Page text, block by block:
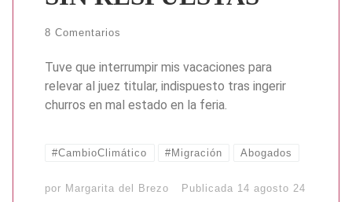
8 Comentarios
Tuve que interrumpir mis vacaciones para
relevar al juez titular, indispuesto tras ingerir
churros en mal estado en la feria.
#CambioClimático #Migración Abogados
por Margarita del Brezo Publicada 14 agosto 24